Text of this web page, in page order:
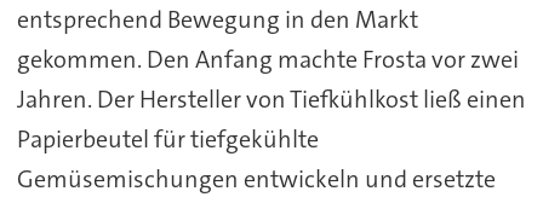
entsprechend Bewegung in den Markt
gekommen. Den Anfang machte Frosta vor zwei
Jahren. Der Hersteller von Tiefkühlkost ließ einen
Papierbeutel für tiefgekühlte
Gemüsemischungen entwickeln und ersetzte